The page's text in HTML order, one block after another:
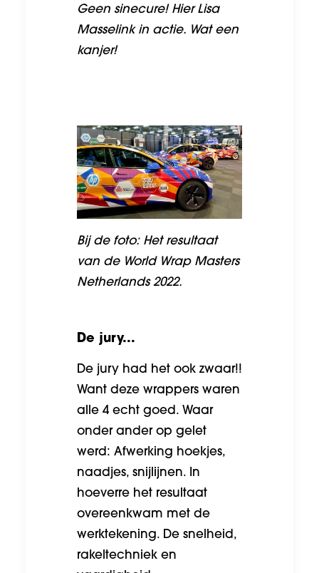
Geen sinecure! Hier Lisa
Masselink in actie. Wat een
kanjer!
Bij de foto: Het resultaat
van de World Wrap Masters
Netherlands 2022.
De jury...
De jury had het ook zwaar!!
Want deze wrappers waren
alle 4 echt goed. Waar
onder ander op gelet
werd: Afwerking hoekjes,
naadjes, snijlijnen. In
hoeverre het resultaat
overeenkwam met de
werktekening. De snelheid,
rakeltechniek en